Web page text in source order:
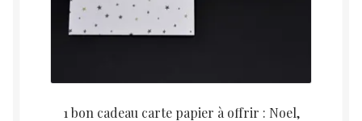
1 bon cadeau carte papier à offrir : Noel,